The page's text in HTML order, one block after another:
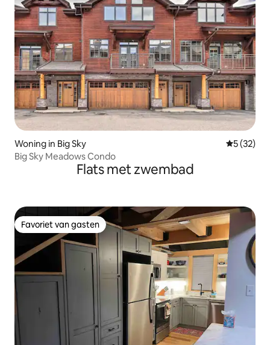
Woning in Big Sky
5 (32)
Big Sky Meadows Condo
Flats met zwembad
Favoriet van gasten
Favoriet van gasten